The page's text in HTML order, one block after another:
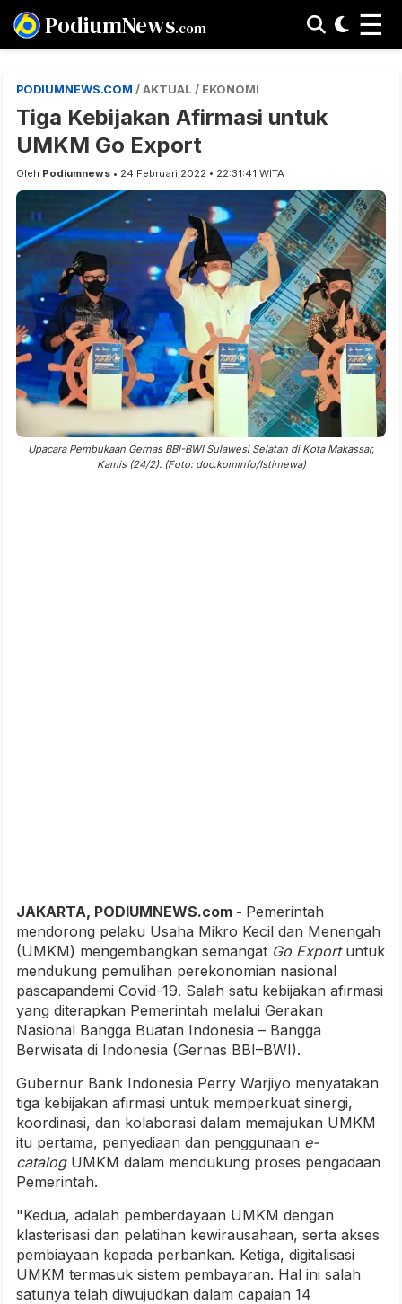
PodiumNews.com ☰
PODIUMNEWS.COM / AKTUAL / EKONOMI
Tiga Kebijakan Afirmasi untuk
UMKM Go Export
Oleh Podiumnews • 24 Februari 2022 • 22:31:41 WITA
Upacara Pembukaan Gernas BBI-BWI Sulawesi Selatan di Kota Makassar,
Kamis (24/2). (Foto: doc.kominfo/Istimewa)
JAKARTA, PODIUMNEWS.com - Pemerintah
mendorong pelaku Usaha Mikro Kecil dan Menengah
(UMKM) mengembangkan semangat Go Exportuntuk
mendukung pemulihan perekonomian nasional
pascapandemi Covid-19. Salah satu kebijakan afirmasi
yang diterapkan Pemerintah melalui Gerakan
Nasional Bangga Buatan Indonesia – Bangga
Berwisata di Indonesia (Gernas BBI–BWI).
Gubernur Bank Indonesia Perry Warjiyo menyatakan
tiga kebijakan afirmasi untuk memperkuat sinergi,
koordinasi, dan kolaborasi dalam memajukan UMKM
itu pertama, penyediaan dan penggunaan e-
catalogUMKM dalam mendukung proses pengadaan
Pemerintah.
"Kedua, adalah pemberdayaan UMKM dengan
klasterisasi dan pelatihan kewirausahaan, serta akses
pembiayaan kepada perbankan. Ketiga, digitalisasi
UMKM termasuk sistem pembayaran. Hal ini salah
satunya telah diwujudkan dalam capaian 14